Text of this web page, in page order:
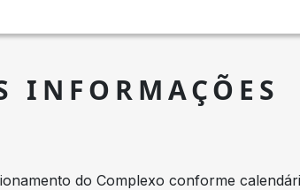
INFORMAÇÕES
do Complexo conforme